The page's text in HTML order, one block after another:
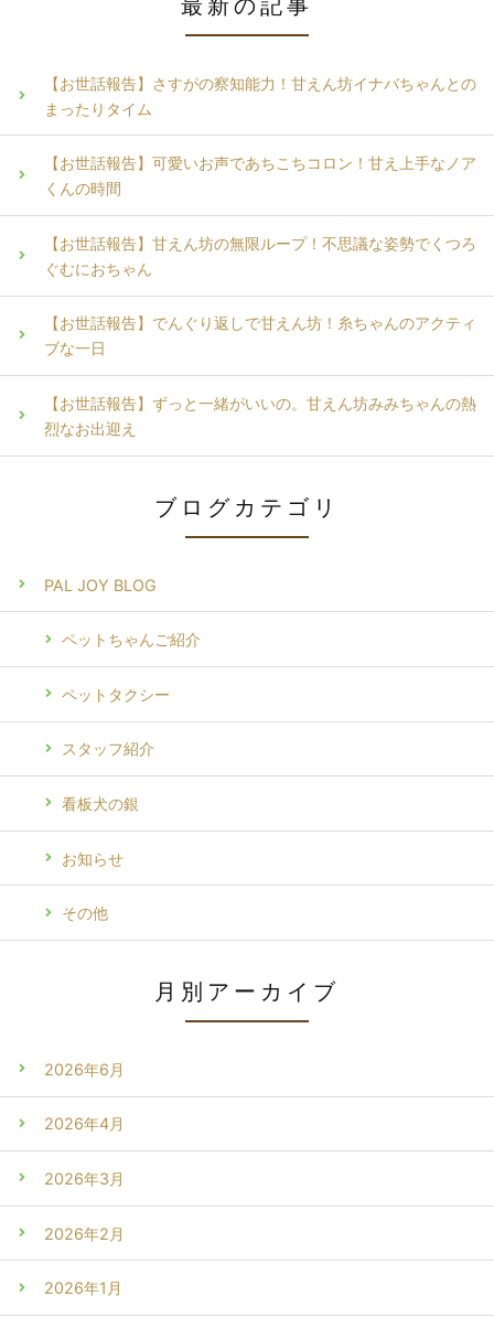
最新の記事
【お世話報告】さすがの察知能力！甘えん坊イナバちゃんとの
まったりタイム
【お世話報告】可愛いお声であちこちコロン！甘え上手なノア
くんの時間
【お世話報告】甘えん坊の無限ループ！不思議な姿勢でくつろ
ぐむにおちゃん
【お世話報告】でんぐり返しで甘えん坊！糸ちゃんのアクティ
ブな一日
【お世話報告】ずっと一緒がいいの。甘えん坊みみちゃんの熱
烈なお出迎え
ブログカテゴリ
PAL JOY BLOG
ペットちゃんご紹介
ペットタクシー
スタッフ紹介
看板犬の銀
お知らせ
その他
月別アーカイブ
2026年6月
2026年4月
2026年3月
2026年2月
2026年1月